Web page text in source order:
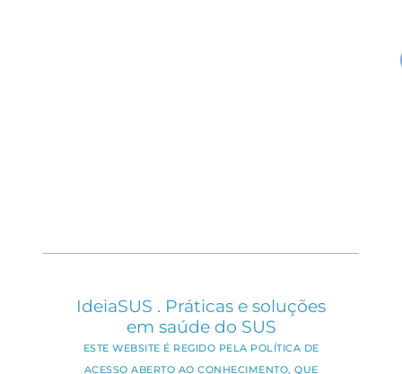
IdeiaSUS . Práticas e soluções
em saúde do SUS
ESTE WEBSITE É REGIDO PELA POLÍTICA DE
ACESSO ABERTO AO CONHECIMENTO, QUE